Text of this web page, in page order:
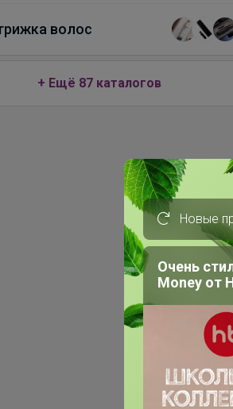
волос
+ Ещё 87 каталогов
Новые
Очень
Money от